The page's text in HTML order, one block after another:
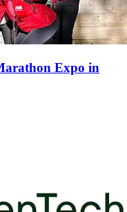
Expo in